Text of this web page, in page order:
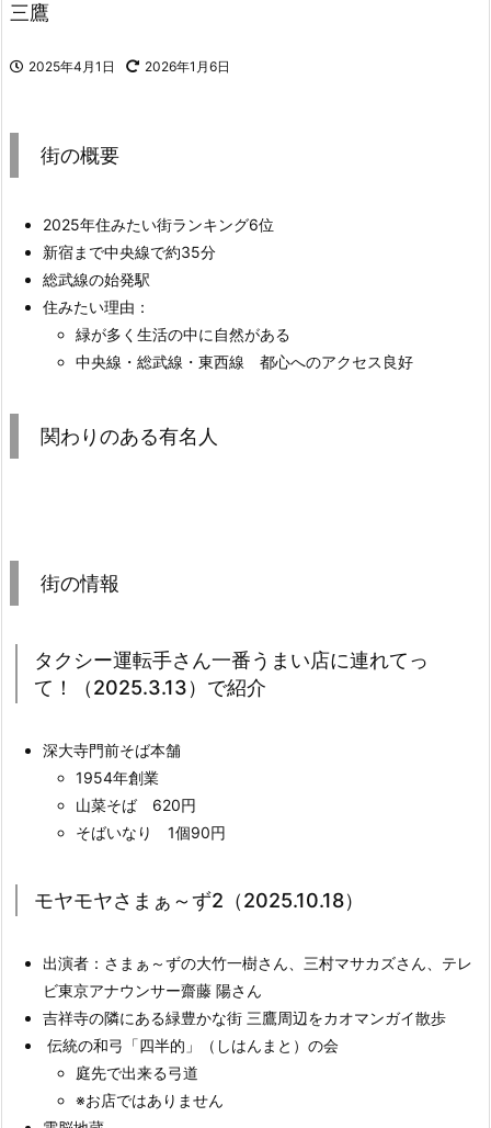
三鷹
2025年4月1日 2026年1月6日
街の概要
2025年住みたい街ランキング6位
新宿まで中央線で約35分
総武線の始発駅
住みたい理由：
緑が多く生活の中に自然がある
中央線・総武線・東西線 都心へのアクセス良好
関わりのある有名人
街の情報
タクシー運転手さん一番うまい店に連れてっ
て！（2025.3.13）で紹介
深大寺門前そば本舗
1954年創業
山菜そば 620円
そばいなり 1個90円
モヤモヤさまぁ～ず2（2025.10.18）
出演者：さまぁ～ずの大竹一樹さん、三村マサカズさん、テレ
ビ東京アナウンサー齋藤 陽さん
吉祥寺の隣にある緑豊かな街 三鷹周辺をカオマンガイ散歩
伝統の和弓「四半的」（しはんまと）の会
庭先で出来る弓道
※お店ではありません